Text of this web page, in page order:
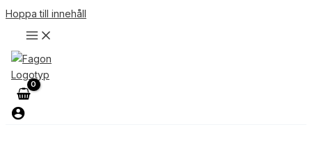
Hoppa till innehåll